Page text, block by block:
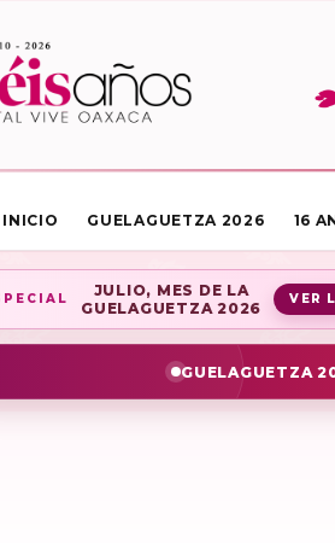
INICIO GUELAGUETZA 2026 16
JULIO, MES DE LA
GUELAGUETZA 2026
VER
GUELAGUETZA